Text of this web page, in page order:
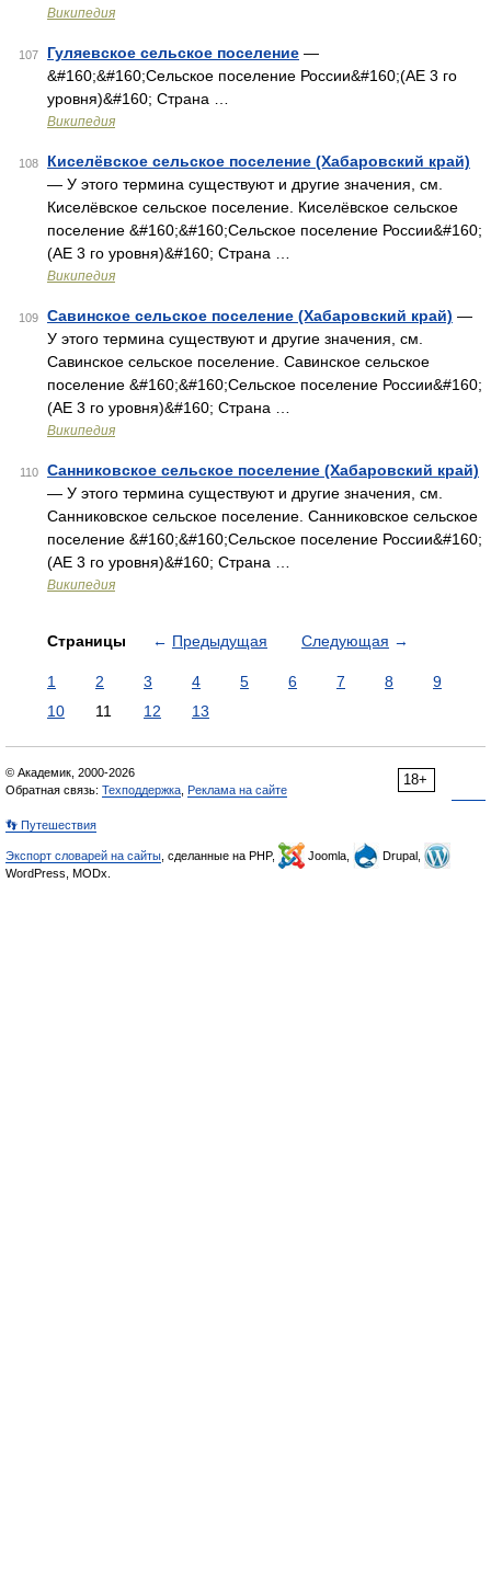
Википедия
107 Гуляевское сельское поселение —
&#160;&#160;Сельское поселение России&#160;(АЕ 3 го
уровня)&#160; Страна …
Википедия
108
Киселёвское сельское поселение (Хабаровский край)
— У этого термина существуют и другие значения, см.
Киселёвское сельское поселение. Киселёвское сельское
поселение &#160;&#160;Сельское поселение России&#160;
(АЕ 3 го уровня)&#160; Страна …
Википедия
109 Савинское сельское поселение (Хабаровский край) —
У этого термина существуют и другие значения, см.
Савинское сельское поселение. Савинское сельское
поселение &#160;&#160;Сельское поселение России&#160;
(АЕ 3 го уровня)&#160; Страна …
Википедия
110
Санниковское сельское поселение (Хабаровский край)
— У этого термина существуют и другие значения, см.
Санниковское сельское поселение. Санниковское сельское
поселение &#160;&#160;Сельское поселение России&#160;
(АЕ 3 го уровня)&#160; Страна …
Википедия
Страницы ← Предыдущая Следующая →
1 2 3 4 5 6 7 8
9
10
11 12 13
18+
© Академик, 2000-2026
Обратная связь: Техподдержка Реклама на сайте
👣 Путешествия
Экспорт словарей на сайты , сделанные на PHP, Joomla,
Drupal,
WordPress, MODx.